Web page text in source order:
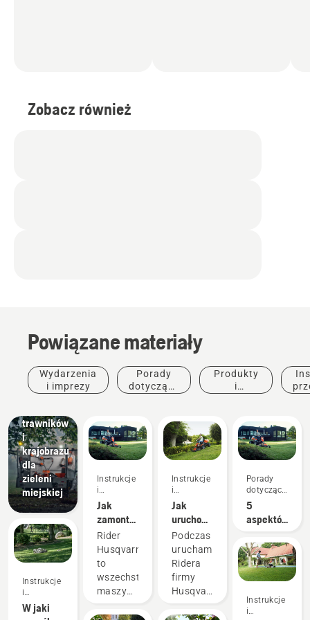
Zobacz również
Powiązane materiały
Wydarzenia
i imprezy
Porady
dotyczące
Produkty
i
Tereny
miejskie
Sprzęt do
trawników
i
krajobrazu
dla
zieleni
miejskiej
Instrukcje
i
przewodniki
W jaki
Instrukcje
i
przewodniki
Jak
zamontować
urządzenie
tnące w
Riderze
Husqvarna
Rider
Husqvarna
to
wszechstronna
maszyna,
Instrukcje
i
przewodniki
Jak
uruchomić
Ridera
Husqvarna
Podczas
uruchamiania
Ridera
firmy
Husqvarna
Porady
dotyczące
zakupu
5
aspektów,
należy
rozważyć
przy
kosiarki
samojezdnej
Instrukcje
i